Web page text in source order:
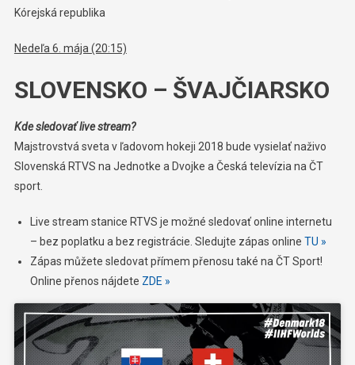
Kórejská republika
Nedeľa 6. mája (20:15)
SLOVENSKO – ŠVAJČIARSKO
Kde sledovať live stream?
Majstrovstvá sveta v ľadovom hokeji 2018 bude vysielať naživo
Slovenská RTVS na Jednotke a Dvojke a Česká televízia na ČT
sport.
Live stream stanice RTVS je možné sledovať online internetu
– bez poplatku a bez registrácie. Sledujte zápas online TU »
Zápas můžete sledovat přímem přenosu také na ČT Sport!
Online přenos nájdete ZDE »